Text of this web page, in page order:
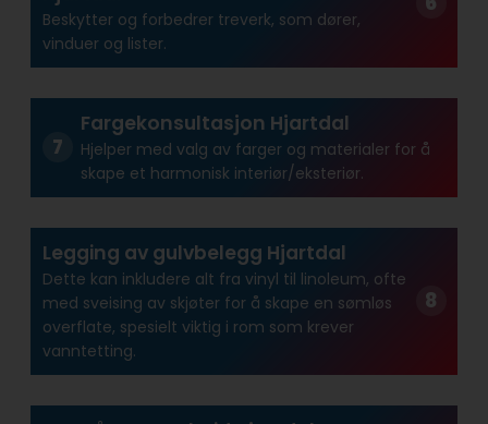
Beskytter og forbedrer treverk, som dører,
vinduer og lister.
Fargekonsultasjon Hjartdal
Hjelper med valg av farger og materialer for å
skape et harmonisk interiør/eksteriør.
Legging av gulvbelegg Hjartdal
Dette kan inkludere alt fra vinyl til linoleum, ofte
med sveising av skjøter for å skape en sømløs
overflate, spesielt viktig i rom som krever
vanntetting.